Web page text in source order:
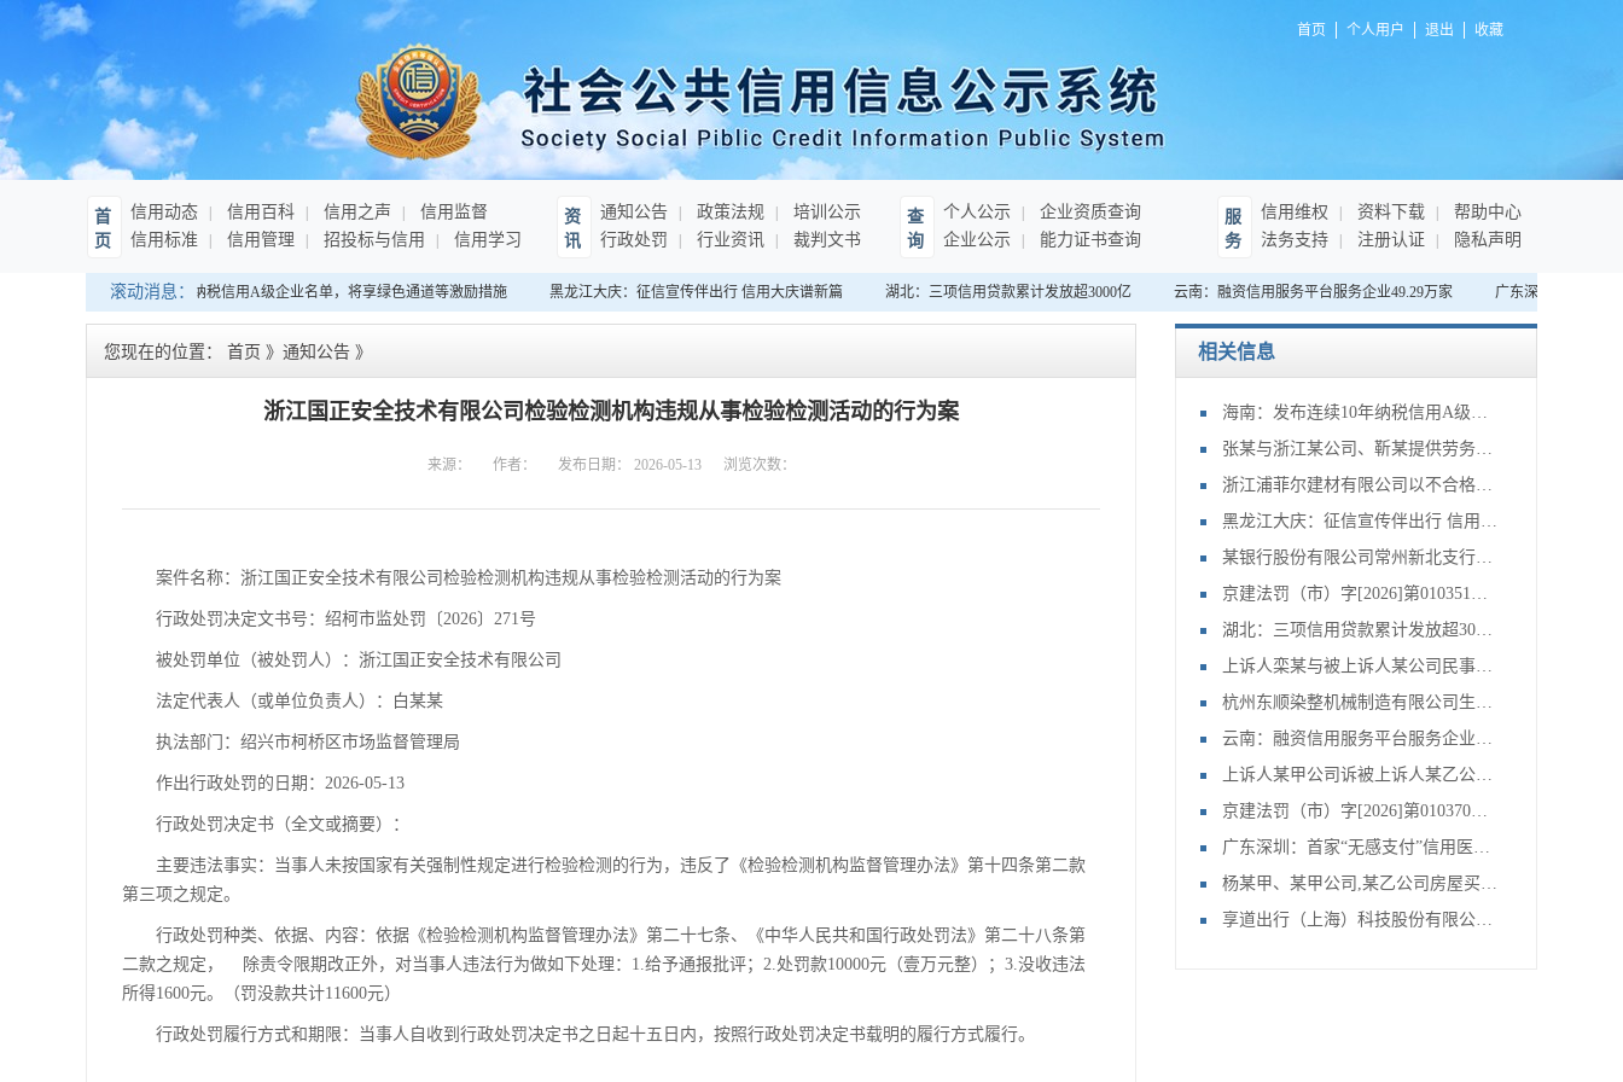
首页 个人用户 退出 收藏
首
页
信用动态 信用百科 信用之声
信用监督
信用标准
信用管理 招投标与信用 信用学习
资
讯
通知公告 政策法规
培训公示
行政处罚
行业资讯 裁判文书
查
询
个人公示
企业资质查询
企业公示
能力证书查询
服
务
信用维权 资料下载
帮助中心
法务支持
注册认证 隐私声明
滚动消息：
海南：发布连续10年纳税信用A级企业名单，将享绿色通道等激励措施 黑龙江大庆：征信宣传伴出行 信用大庆谱新篇 湖北：三项信用贷款累计发放超3000亿 云南：融资信用服务平台服务企业49.29万家 广东深圳：首家“无
相关信息
海南：发布连续10年纳税信用A级企业名单，将享绿色通道等激励措施
张某与浙江某公司、靳某提供劳务者致害责任纠纷申请再审审查一案
浙江浦菲尔建材有限公司以不合格产品冒充合格产品案
黑龙江大庆：征信宣传伴出行 信用大庆谱新篇
某银行股份有限公司常州新北支行、常州某公司,文某,文某等金融借款合同纠纷一案
京建法罚（市）字[2026]第010351号：北京首钢建设集团有限公司
湖北：三项信用贷款累计发放超3000亿
上诉人栾某与被上诉人某公司民事主体间房屋拆迁补偿合同纠纷上诉案申请再审审查一案
杭州东顺染整机械制造有限公司生产经营单位未对安全设备定期检测案
云南：融资信用服务平台服务企业49.29万家
上诉人某甲公司诉被上诉人某乙公司联营合同纠纷申请再审审查一案
京建法罚（市）字[2026]第010370号：北京刚强鸿皓建筑工程有限公司
广东深圳：首家“无感支付”信用医院上线
杨某甲、某甲公司,某乙公司房屋买卖合同纠纷申请再审审查一案
享道出行（上海）科技股份有限公司提供服务的车辆未取得车辆营运证案
您现在的位置： 首页 》 通知公告 》
浙江国正安全技术有限公司检验检测机构违规从事检验检测活动的行为案
来源： 作者： 发布日期： 2026-05-13 浏览次数：
案件名称：浙江国正安全技术有限公司检验检测机构违规从事检验检测活动的行为案
行政处罚决定文书号：绍柯市监处罚〔2026〕271号
被处罚单位（被处罚人）：浙江国正安全技术有限公司
法定代表人（或单位负责人）：白某某
执法部门：绍兴市柯桥区市场监督管理局
作出行政处罚的日期：2026-05-13
行政处罚决定书（全文或摘要）：
主要违法事实：当事人未按国家有关强制性规定进行检验检测的行为，违反了《检验检测机构监督管理办法》第十四条第二款
第三项之规定。
行政处罚种类、依据、内容：依据《检验检测机构监督管理办法》第二十七条、《中华人民共和国行政处罚法》第二十八条第
二款之规定， 除责令限期改正外，对当事人违法行为做如下处理：1.给予通报批评；2.处罚款10000元（壹万元整）；3.没收违法
所得1600元。（罚没款共计11600元）
行政处罚履行方式和期限：当事人自收到行政处罚决定书之日起十五日内，按照行政处罚决定书载明的履行方式履行。